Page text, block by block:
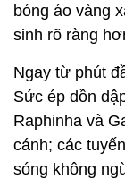
bóng áo vàng
sinh rõ ràng
Ngay từ phút
Sức ép dồn
Raphinha và
cánh; các
sóng không